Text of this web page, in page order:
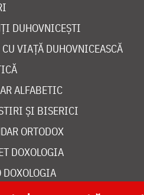
DUHOVNICEȘTI
VIAȚĂ DUHOVNICEASCĂ
ALFABETIC
ȘI BISERICI
ORTODOX
DOXOLOGIA
DOXOLOGIA